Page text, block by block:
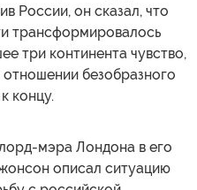
России, он сказал, что
трансформировалось
три континента чувство,
безобразного
концу.
мэра Лондона в его
описал ситуацию